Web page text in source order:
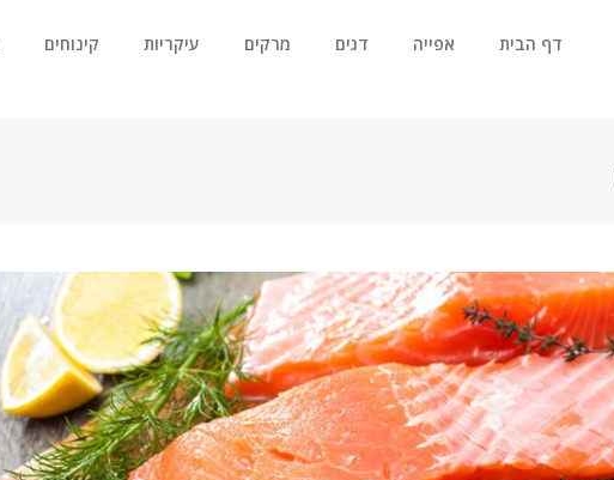
דף הבית אפייה דגים מרקים עיקריות קינוחים